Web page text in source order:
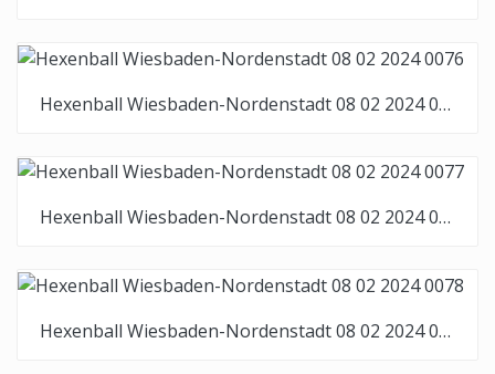
Hexenball Wiesbaden-Nordenstadt 08 02 2024 0076
Hexenball Wiesbaden-Nordenstadt 08 02 2024 0077
Hexenball Wiesbaden-Nordenstadt 08 02 2024 0078